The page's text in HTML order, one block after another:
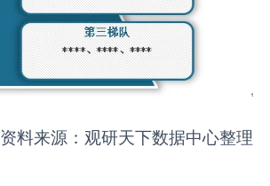
资料来源：观研天下数据中心整理